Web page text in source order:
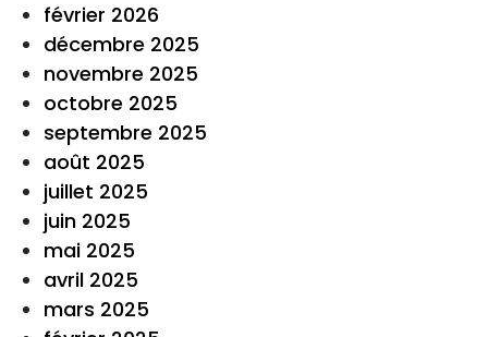
février 2026
décembre 2025
novembre 2025
octobre 2025
septembre 2025
août 2025
juillet 2025
juin 2025
mai 2025
avril 2025
mars 2025